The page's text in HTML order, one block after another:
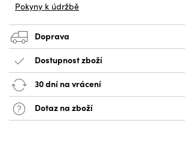
Pokyny k údržbě
Doprava
Dostupnost zboží
30 dní na vrácení
Dotaz na zboží